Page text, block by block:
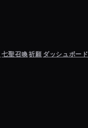
七聖召喚祈願 ダッシュボード